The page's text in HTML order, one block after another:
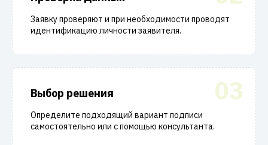
Заявку проверяют и при необходимости проводят
идентификацию личности заявителя.
03
Выбор решения
Определите подходящий вариант подписи
самостоятельно или с помощью консультанта.